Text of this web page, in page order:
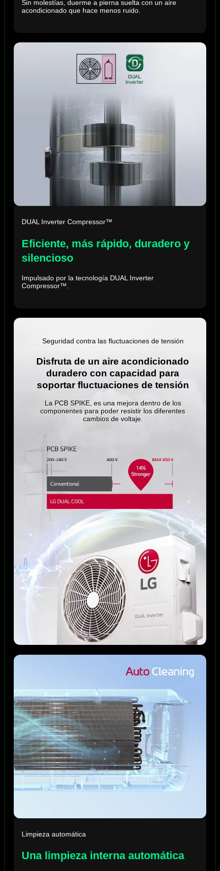
Sin molestías, duerme a pierna suelta con un aire
acondicionado que hace menos ruido.
DUAL Inverter Compressor™
Eficiente, más rápido, duradero y
silencioso
Impulsado por la tecnología DUAL Inverter
Compressor™.
Seguridad contra las fluctuaciones de tensión
Disfruta de un aire acondicionado
duradero con capacidad para
soportar fluctuaciones de tensión
La PCB SPIKE, es una mejora dentro de los
componentes para poder resistir los diferentes
cambios de voltaje.
Limpieza automática
Una limpieza interna automática